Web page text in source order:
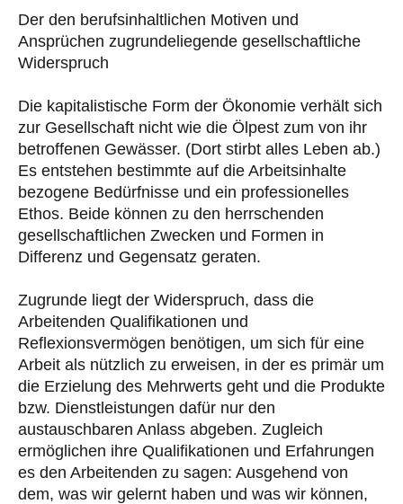
Der den berufsinhaltlichen Motiven und
Ansprüchen zugrundeliegende gesellschaftliche
Widerspruch
Die kapitalistische Form der Ökonomie verhält sich
zur Gesellschaft nicht wie die Ölpest zum von ihr
betroffenen Gewässer. (Dort stirbt alles Leben ab.)
Es entstehen bestimmte auf die Arbeitsinhalte
bezogene Bedürfnisse und ein professionelles
Ethos. Beide können zu den herrschenden
gesellschaftlichen Zwecken und Formen in
Differenz und Gegensatz geraten.
Zugrunde liegt der Widerspruch, dass die
Arbeitenden Qualifikationen und
Reflexionsvermögen benötigen, um sich für eine
Arbeit als nützlich zu erweisen, in der es primär um
die Erzielung des Mehrwerts geht und die Produkte
bzw. Dienstleistungen dafür nur den
austauschbaren Anlass abgeben. Zugleich
ermöglichen ihre Qualifikationen und Erfahrungen
es den Arbeitenden zu sagen: Ausgehend von
dem, was wir gelernt haben und was wir können,